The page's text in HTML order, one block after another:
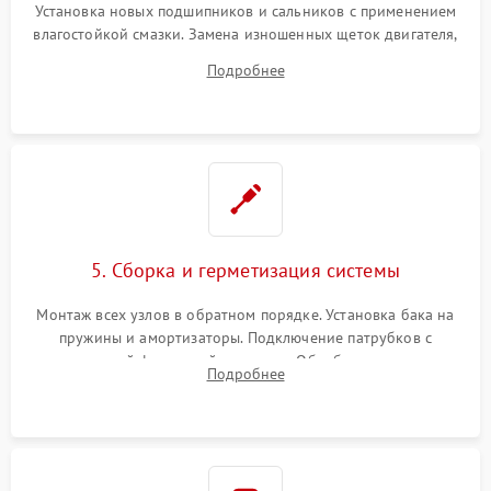
Установка новых подшипников и сальников с применением
влагостойкой смазки. Замена изношенных щеток двигателя,
или поврежденной резиновой манжеты.
Подробнее
5. Сборка и герметизация системы
Монтаж всех узлов в обратном порядке. Установка бака на
пружины и амортизаторы. Подключение патрубков с
надежной фиксацией хомутами. Обработка стыков
герметиком для предотвращения возможных протечек воды.
Подробнее